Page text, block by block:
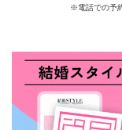
※電話での予